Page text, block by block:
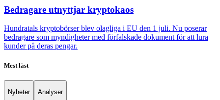
Bedragare utnyttjar kryptokaos
Hundratals kryptobörser blev olagliga i EU den 1 juli. Nu poserar
bedragare som myndigheter med förfalskade dokument för att lura
kunder på deras pengar.
Mest läst
Nyheter Analyser